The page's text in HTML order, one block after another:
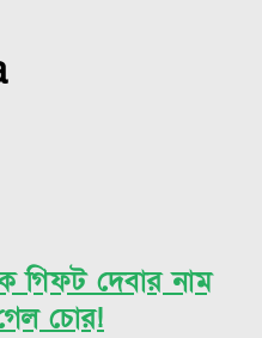
গিফট দেবার নাম
চোর!